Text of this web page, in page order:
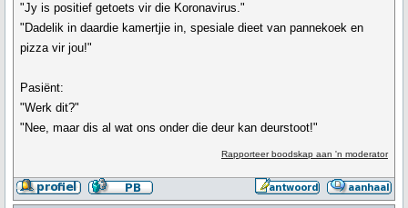
"Jy is positief getoets vir die Koronavirus."
"Dadelik in daardie kamertjie in, spesiale dieet van pannekoek en
pizza vir jou!"
Pasiënt:
"Werk dit?"
"Nee, maar dis al wat ons onder die deur kan deurstoot!"
Rapporteer boodskap aan 'n moderator